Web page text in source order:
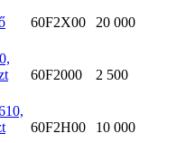
60F2X00 20 000
60F2000 2 500
60F2H00 10 000